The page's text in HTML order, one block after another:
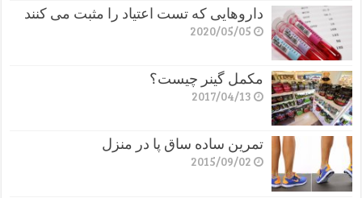
داروهایی که تست اعتیاد را مثبت می کنند
2020/05/05
مکمل گینر چیست؟
2017/04/13
تمرین ساده ساق پا در منزل
2015/09/02